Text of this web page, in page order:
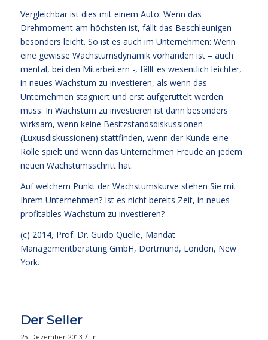
Vergleichbar ist dies mit einem Auto: Wenn das
Drehmoment am höchsten ist, fällt das Beschleunigen
besonders leicht. So ist es auch im Unternehmen: Wenn
eine gewisse Wachstumsdynamik vorhanden ist – auch
mental, bei den Mitarbeitern -, fällt es wesentlich leichter,
in neues Wachstum zu investieren, als wenn das
Unternehmen stagniert und erst aufgerüttelt werden
muss. In Wachstum zu investieren ist dann besonders
wirksam, wenn keine Besitzstandsdiskussionen
(Luxusdiskussionen) stattfinden, wenn der Kunde eine
Rolle spielt und wenn das Unternehmen Freude an jedem
neuen Wachstumsschritt hat.
Auf welchem Punkt der Wachstumskurve stehen Sie mit
Ihrem Unternehmen? Ist es nicht bereits Zeit, in neues
profitables Wachstum zu investieren?
(c) 2014, Prof. Dr. Guido Quelle, Mandat
Managementberatung GmbH, Dortmund, London, New
York.
Der Seiler
25. Dezember 2013 / in